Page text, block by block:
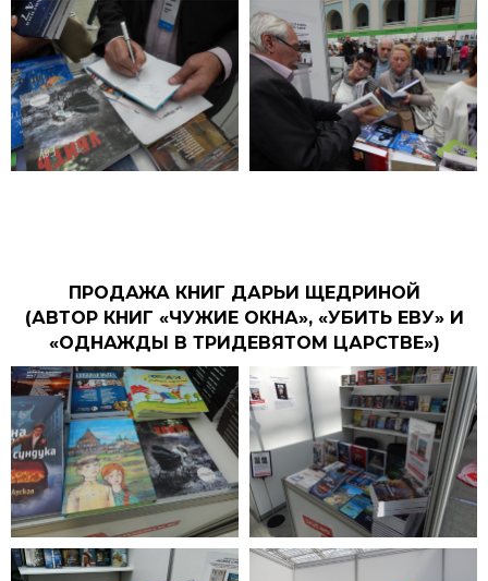
ПРОДАЖА КНИГ ДАРЬИ ЩЕДРИНОЙ
(АВТОР КНИГ «ЧУЖИЕ ОКНА», «УБИТЬ ЕВУ» И
«ОДНАЖДЫ В ТРИДЕВЯТОМ ЦАРСТВЕ»)